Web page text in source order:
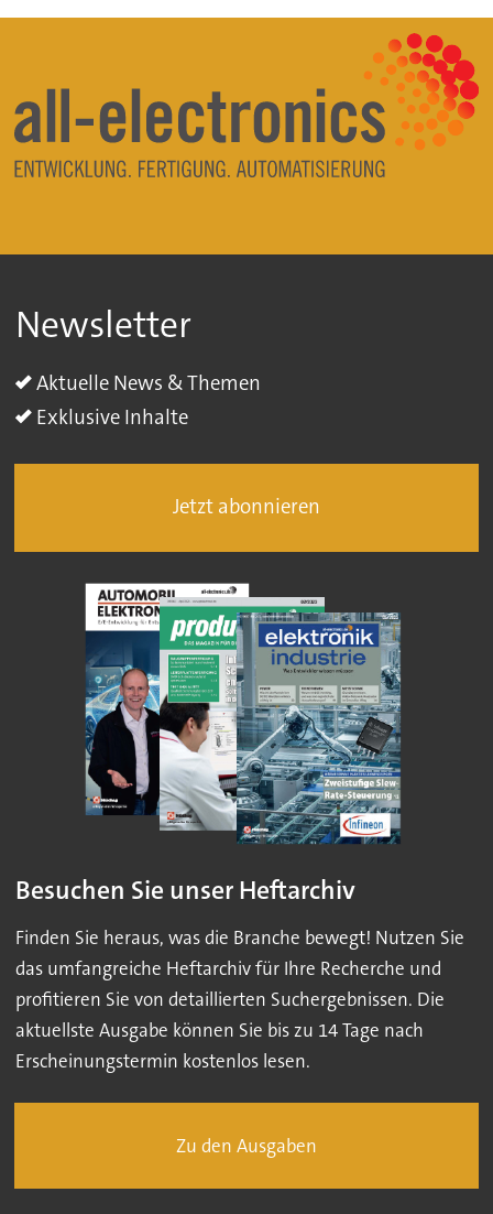
Newsletter
Aktuelle News & Themen
Exklusive Inhalte
Jetzt abonnieren
Besuchen Sie unser Heftarchiv
Finden Sie heraus, was die Branche bewegt! Nutzen Sie
das umfangreiche Heftarchiv für Ihre Recherche und
profitieren Sie von detaillierten Suchergebnissen. Die
aktuellste Ausgabe können Sie bis zu 14 Tage nach
Erscheinungstermin kostenlos lesen.
Zu den Ausgaben